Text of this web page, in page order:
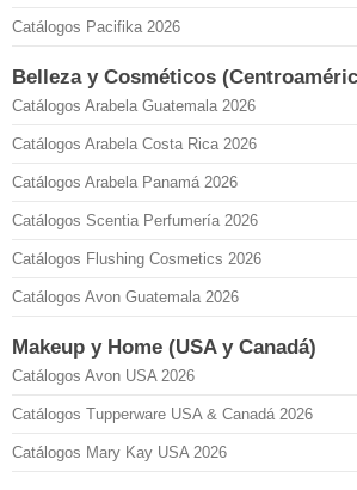
Catálogos Pacifika 2026
Belleza y Cosméticos
Catálogos Arabela Guatemala 2026
Catálogos Arabela Costa Rica 2026
Catálogos Arabela Panamá 2026
Catálogos Scentia Perfumería 2026
Catálogos Flushing Cosmetics 2026
Catálogos Avon Guatemala 2026
Makeup y Home (USA y Canadá)
Catálogos Avon USA 2026
Catálogos Tupperware USA & Canadá 2026
Catálogos Mary Kay USA 2026